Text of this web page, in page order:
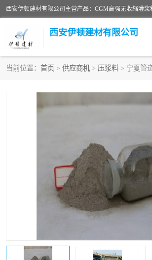
西安伊顿建材有限公司
当前位置： 首页 > 供应商机 > 压浆料 > 宁夏管
环氧砂浆
沥青冷
高延性混凝土 速凝剂
金刚砂
碳布胶 加固砂浆